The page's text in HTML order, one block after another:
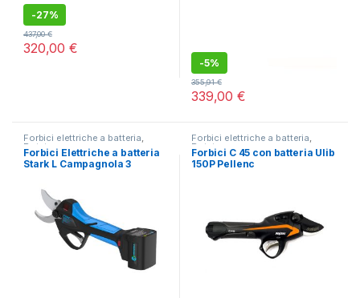
-27%
320,00€
437,00€
-5%
339,00€
355,91€
Forbici elettriche a batteria,
Potatura
Forbici Elettriche a batteria
Stark L Campagnola 3
Forbici elettriche a batteria,
Potatura
Forbici C 45 con batteria Ulib
150P Pellenc